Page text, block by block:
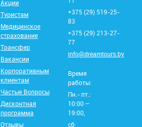
Акции
Туристам
Медицинское
страхование
Трансфер
Вакансии
Корпоративным
клиентам
Частые Вопросы
Дисконтная
программа
Отзывы
+375 (29) 519-25-
83
+375 (29) 213-27-
77
info@dreamtours.by
Время
работы:
Пн.- пт.:
10:00 –
19:00,
сб: